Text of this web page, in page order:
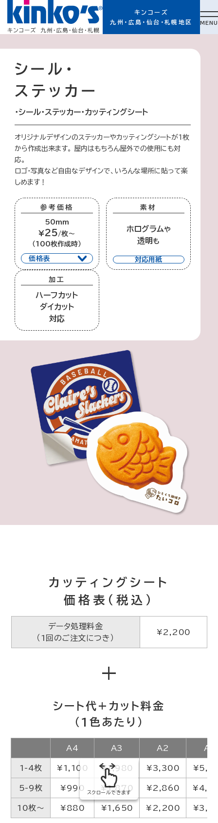
キンコーズ
九州・広島・仙台・札幌地区
MENU
シール・
ステッカー
・シール・ステッカー・カッティングシート
オリジナルデザインのステッカーやカッティングシートが1枚
から作成出来ます。 屋内はもちろん屋外での使用にも対
応。
ロゴ・写真など自由なデザインで、いろんな場所に貼って楽
しめます！
参考価格
50mm
¥25/枚～
（100枚作成時）
価格表
素材
ホログラムや
透明 も
対応用紙
加工
ハーフカット
ダイカット
対応
カッティングシート
価格表（税込）
データ処理料金
（1回のご注文につき）
¥2,200
+
シート代+カット料金
（1色あたり）
A4 A3 A2 A1
1-4枚 ¥1,100 ¥1,980 ¥3,300
5-9枚 ¥990 ¥1,870 ¥2,860
10枚～ ¥880 ¥1,650 ¥2,200
スクロールできます